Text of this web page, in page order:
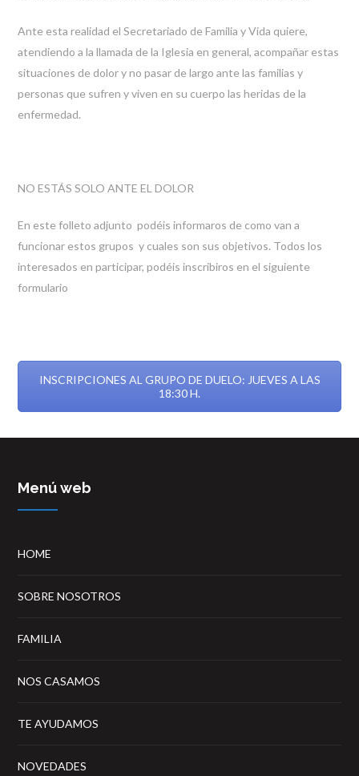
Ante esta realidad el Secretariado de Familia y Vida quiere,
atendiendo a la llamada de la Iglesia en general, acompañar estas
situaciones de dolor y no pasar de largo ante las familias y
personas que sufren y viven en su cuerpo las heridas de la
enfermedad.
NO ESTÁS SOLO ANTE EL DOLOR
En este folleto adjunto podéis informaros de como van a
funcionar estos grupos y cuales son sus objetivos. Todos los
interesados en participar, podéis inscribiros en el siguiente
formulario
INSCRIPCIONES AL GRUPO DE DUELO: JUEVES A LAS
18:30 H.
Menú web
HOME
SOBRE NOSOTROS
FAMILIA
NOS CASAMOS
TE AYUDAMOS
NOVEDADES